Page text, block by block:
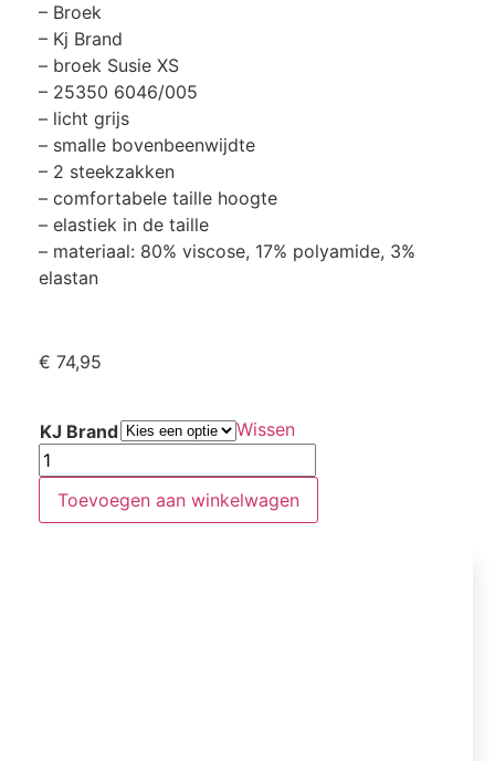
– Broek
– Kj Brand
– broek Susie XS
– 25350 6046/005
– licht grijs
– smalle bovenbeenwijdte
– 2 steekzakken
– comfortabele taille hoogte
– elastiek in de taille
– materiaal: 80% viscose, 17% polyamide, 3%
elastan
€ 74,95
KJ Brand Wissen
Toevoegen aan winkelwagen